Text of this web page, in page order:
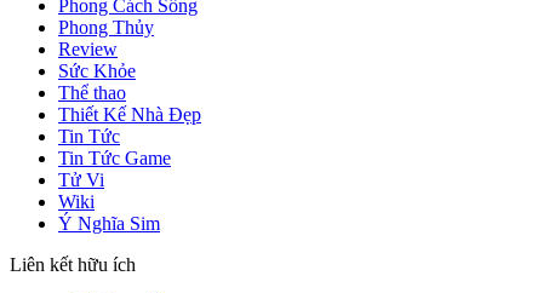
Phong Cách Sống
Phong Thủy
Review
Sức Khỏe
Thể thao
Thiết Kế Nhà Đẹp
Tin Tức
Tin Tức Game
Tử Vi
Wiki
Ý Nghĩa Sim
Liên kết hữu ích